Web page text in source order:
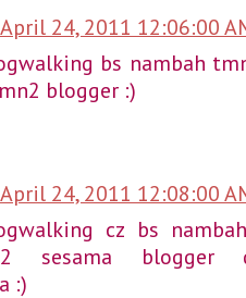
24, 2011 12:06:00
bs nambah
blogger :)
24, 2011 12:08:00
cz bs
sesama
:)